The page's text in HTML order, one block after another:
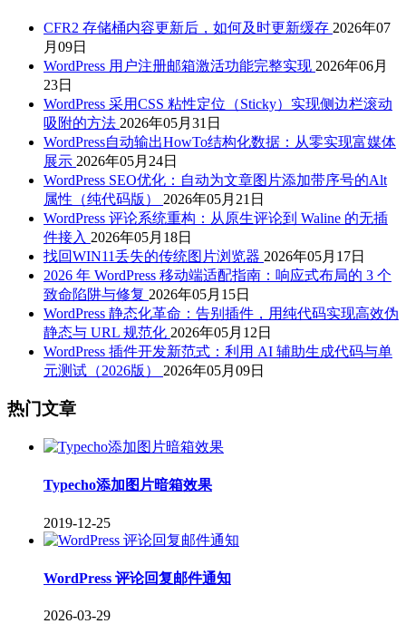
CFR2 存储桶内容更新后，如何及时更新缓存 2026年07
月09日
WordPress 用户注册邮箱激活功能完整实现 2026年06月
23日
WordPress 采用CSS 粘性定位（Sticky）实现侧边栏滚动
吸附的方法 2026年05月31日
WordPress自动输出HowTo结构化数据：从零实现富媒体
展示 2026年05月24日
WordPress SEO优化：自动为文章图片添加带序号的Alt
属性（纯代码版） 2026年05月21日
WordPress 评论系统重构：从原生评论到 Waline 的无插
件接入 2026年05月18日
找回WIN11丢失的传统图片浏览器 2026年05月17日
2026 年 WordPress 移动端适配指南：响应式布局的 3 个
致命陷阱与修复 2026年05月15日
WordPress 静态化革命：告别插件，用纯代码实现高效伪
静态与 URL 规范化 2026年05月12日
WordPress 插件开发新范式：利用 AI 辅助生成代码与单
元测试（2026版） 2026年05月09日
热门文章
Typecho添加图片暗箱效果
2019-12-25
WordPress 评论回复邮件通知
2026-03-29